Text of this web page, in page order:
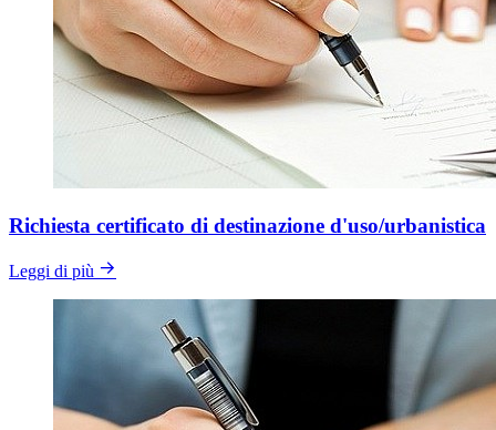
Richiesta certificato di destinazione d'uso/urbanistica
Leggi di più